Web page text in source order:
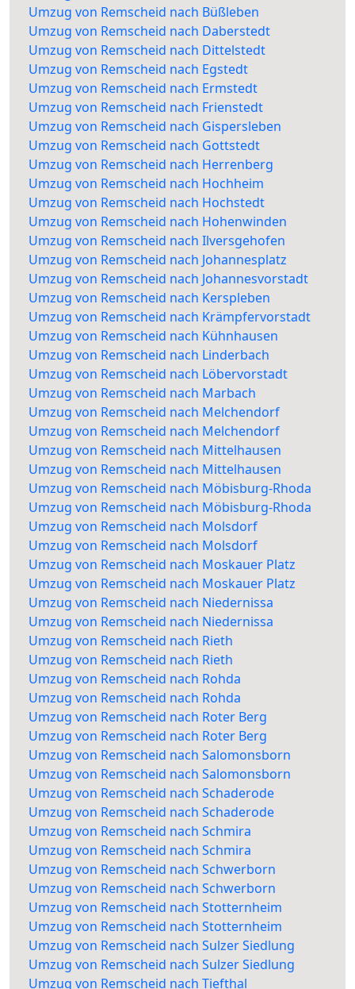
Umzug von Remscheid nach Büßleben
Umzug von Remscheid nach Daberstedt
Umzug von Remscheid nach Dittelstedt
Umzug von Remscheid nach Egstedt
Umzug von Remscheid nach Ermstedt
Umzug von Remscheid nach Frienstedt
Umzug von Remscheid nach Gispersleben
Umzug von Remscheid nach Gottstedt
Umzug von Remscheid nach Herrenberg
Umzug von Remscheid nach Hochheim
Umzug von Remscheid nach Hochstedt
Umzug von Remscheid nach Hohenwinden
Umzug von Remscheid nach Ilversgehofen
Umzug von Remscheid nach Johannesplatz
Umzug von Remscheid nach Johannesvorstadt
Umzug von Remscheid nach Kerspleben
Umzug von Remscheid nach Krämpfervorstadt
Umzug von Remscheid nach Kühnhausen
Umzug von Remscheid nach Linderbach
Umzug von Remscheid nach Löbervorstadt
Umzug von Remscheid nach Marbach
Umzug von Remscheid nach Melchendorf
Umzug von Remscheid nach Melchendorf
Umzug von Remscheid nach Mittelhausen
Umzug von Remscheid nach Mittelhausen
Umzug von Remscheid nach Möbisburg-Rhoda
Umzug von Remscheid nach Möbisburg-Rhoda
Umzug von Remscheid nach Molsdorf
Umzug von Remscheid nach Molsdorf
Umzug von Remscheid nach Moskauer Platz
Umzug von Remscheid nach Moskauer Platz
Umzug von Remscheid nach Niedernissa
Umzug von Remscheid nach Niedernissa
Umzug von Remscheid nach Rieth
Umzug von Remscheid nach Rieth
Umzug von Remscheid nach Rohda
Umzug von Remscheid nach Rohda
Umzug von Remscheid nach Roter Berg
Umzug von Remscheid nach Roter Berg
Umzug von Remscheid nach Salomonsborn
Umzug von Remscheid nach Salomonsborn
Umzug von Remscheid nach Schaderode
Umzug von Remscheid nach Schaderode
Umzug von Remscheid nach Schmira
Umzug von Remscheid nach Schmira
Umzug von Remscheid nach Schwerborn
Umzug von Remscheid nach Schwerborn
Umzug von Remscheid nach Stotternheim
Umzug von Remscheid nach Stotternheim
Umzug von Remscheid nach Sulzer Siedlung
Umzug von Remscheid nach Sulzer Siedlung
Umzug von Remscheid nach Tiefthal